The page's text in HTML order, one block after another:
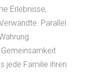
Erlebnisse,
Parallel
jede Familie ihren